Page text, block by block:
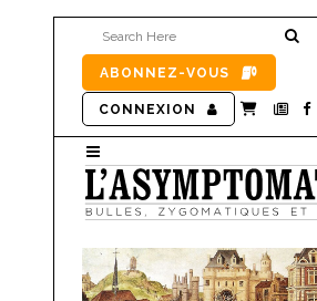
ABONNEZ-VOUS
CONNEXION